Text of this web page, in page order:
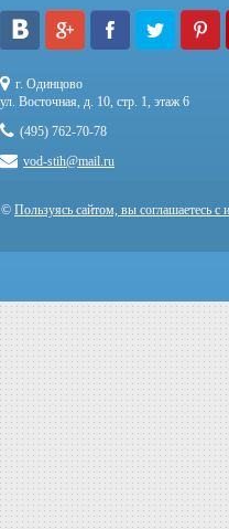
г. Одинцово
ул. Восточная, д. 10, стр. 1, этаж 6
(495) 762-70-78
vod-stih@mail.ru
© Пользуясь сайтом, вы соглашаетесь